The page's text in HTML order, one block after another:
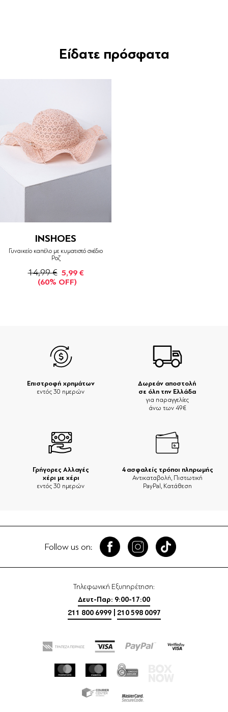
Είδατε πρόσφατα
INSHOES
Γυναικείο καπέλο με κυματιστό σχέδιο
Ροζ
14,99 € 5,99 €
(60% OFF)
Δωρεάν αποστολή
σε όλη την Ελλάδα
για παραγγελίες
άνω των 49€
Επιστροφή χρημάτων
εντός 30 ημερών
Γρήγορες Αλλαγές
χέρι με χέρι
εντός 30 ημερών
4 ασφαλείς τρόποι πληρωμής
Αντικαταβολή, Πιστωτική
PayPal, Κατάθεση
Follow us on:
Τηλεφωνική Εξυπηρέτηση:
Δευτ-Παρ: 9:00-17:00
211 800 6999
210 598 0097